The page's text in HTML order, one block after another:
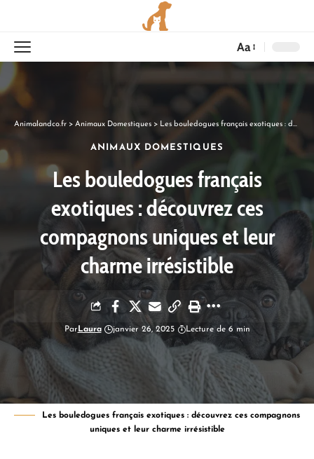
Aa
Animalandco.fr > Animaux Domestiques > Les bouledogues français exotiques : découvrez ces compagnons uniques et leur charme irrésistible
ANIMAUX DOMESTIQUES
Les bouledogues français
exotiques : découvrez ces
compagnons uniques et leur
charme irrésistible
Par Laura janvier 26, 2025 Lecture de 6 min
Les bouledogues français exotiques : découvrez ces compagnons
uniques et leur charme irrésistible